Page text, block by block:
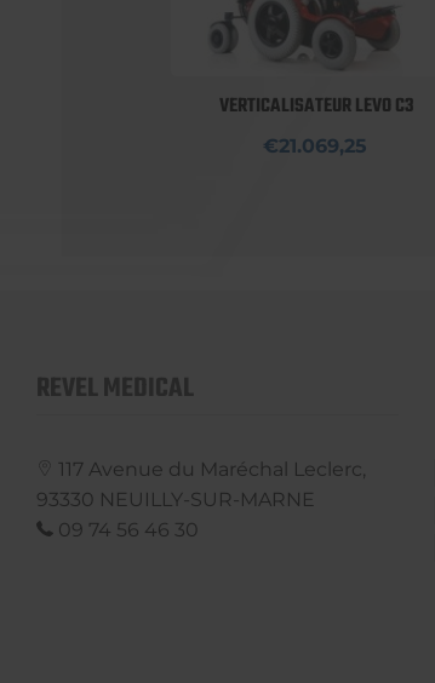
VERTICALISATEUR LEVO C3
€21.069,25
REVEL MEDICAL
117 Avenue du Maréchal Leclerc,
93330 NEUILLY-SUR-MARNE
09 74 56 46 30